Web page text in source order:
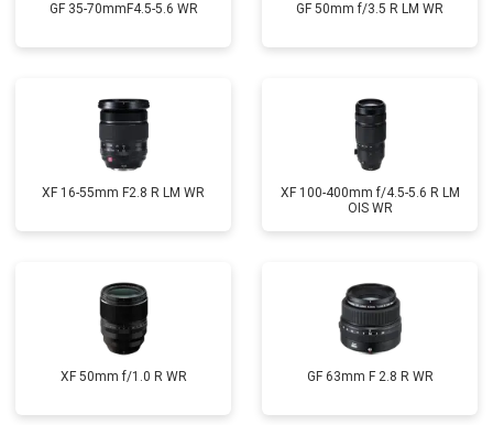
GF 35-70mmF4.5-5.6 WR GF 50mm f/3.5 R LM WR
XF 16-55mm F2.8 R LM WR
XF 100-400mm f/4.5-5.6 R LM
OIS WR
XF 50mm f/1.0 R WR GF 63mm F 2.8 R WR